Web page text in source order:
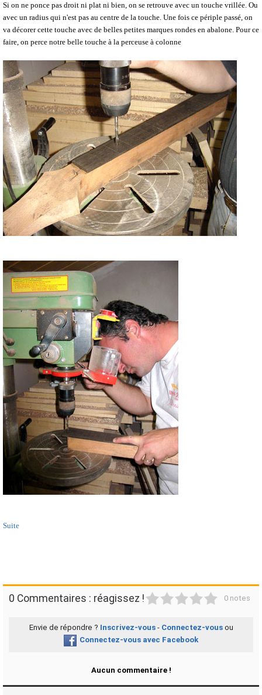
Si on ne ponce pas droit ni plat ni bien, on se retrouve avec un touche vrillée. Ou
avec un radius qui n'est pas au centre de la touche. Une fois ce périple passé, on
va décorer cette touche avec de belles petites marques rondes en abalone. Pour ce
faire, on perce notre belle touche à la perceuse à colonne
Suite
0 Commentaires : réagissez ! 0 notes
Envie de répondre ? Inscrivez-vous- Connectez-vousou
Connectez-vous avec Facebook
Aucun commentaire !